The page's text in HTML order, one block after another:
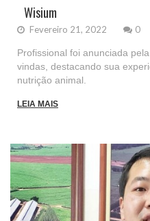
Wisium
Fevereiro 21, 2022 0
Profissional foi anunciada
vindas, destacando sua
nutrição animal.
LEIA MAIS